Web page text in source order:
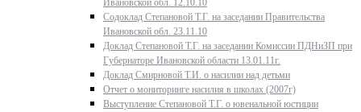
Ивановской обл. 12.10.10
Содоклад Степановой Т.Г. на заседании Правительства
Ивановской обл. 23.11.10
Доклад Степановой Т.Г. на заседании Комиссии ПДНиЗП при
Губернаторе Ивановской области 13.01.11г.
Доклад Смирновой Т.И. о насилии над детьми
Отчет о мониторинге насилия в школах (2007г)
Выступление Степановой Т.Г. о ювенальной юстиции